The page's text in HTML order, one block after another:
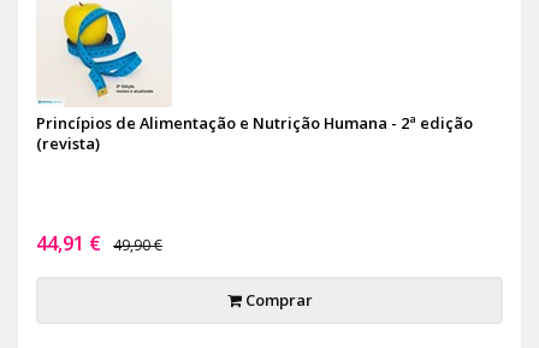
Princípios de Alimentação e Nutrição Humana - 2ª edição
(revista)
44,91 € 49,90 €
Comprar